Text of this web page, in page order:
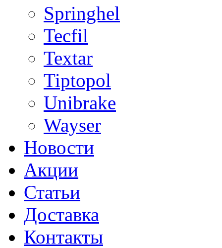
Springhel
Tecfil
Textar
Tiptopol
Unibrake
Wayser
Новости
Акции
Статьи
Доставка
Контакты